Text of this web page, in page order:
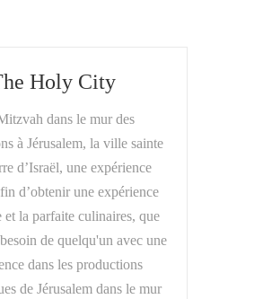
Holy City
dans le mur des
à Jérusalem, la ville sainte
d’Israël, une expérience
d’obtenir une expérience
et la parfaite culinaires, que
de quelqu'un avec une
dans les productions
de Jérusalem dans le mur